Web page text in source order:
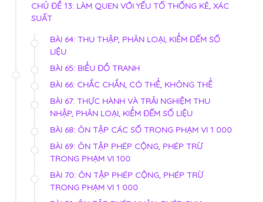
CHỦ ĐỀ 13: LÀM QUEN VỚI YẾU TỐ THỐNG KÊ, XÁC
SUẤT
BÀI 64: THU THẬP, PHÂN LOẠI, KIỂM ĐẾM SỐ
LIỆU
BÀI 65: BIỂU ĐỒ TRANH
BÀI 66: CHẮC CHẮN, CÓ THỂ, KHÔNG THỂ
BÀI 67: THỰC HÀNH VÀ TRẢI NGHIỆM THU
NHẬP, PHÂN LOẠI, KIỂM ĐẾM SỐ LIỆU
BÀI 68: ÔN TẬP CÁC SỐ TRONG PHẠM VI 1 000
BÀI 69: ÔN TẬP PHÉP CỘNG, PHÉP TRỪ
TRONG PHẠM VI 100
BÀI 70: ÔN TẬP PHÉP CỘNG, PHÉP TRỪ
TRONG PHẠM VI 1 000